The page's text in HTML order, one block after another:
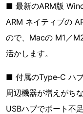
■ 最新のARM版
ARM ネイティブの
ので、Macの M1／
活かします。
■ 付属のType‑C ハ
周辺機器が増えがち
USBハブでポート不足